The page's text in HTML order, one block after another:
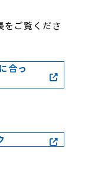
をご覧くださ
合っ